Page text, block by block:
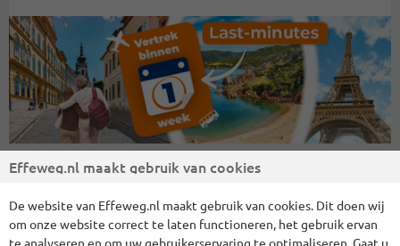
Vertrek binnen 1 week Alles wissen
Effeweg.nl maakt gebruik van cookies
De website van Effeweg.nl maakt gebruik van cookies. Dit doen wij
om onze website correct te laten functioneren, het gebruik ervan
te analyseren en om uw gebruikerservaring te optimaliseren. Gaat u